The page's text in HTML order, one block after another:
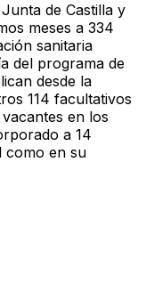
de Castilla y
meses a 334
sanitaria
del programa de
desde la
114 facultativos
en los
a 14
como en su